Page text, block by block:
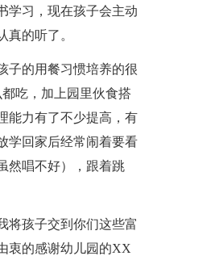
学习，现在孩子会主动
的听了。
子的用餐习惯培养的很
吃，加上园里伙食搭
能力有了不少提高，有
学回家后经常闹着要看
然唱不好），跟着跳
将孩子交到你们这些富
衷的感谢幼儿园的XX